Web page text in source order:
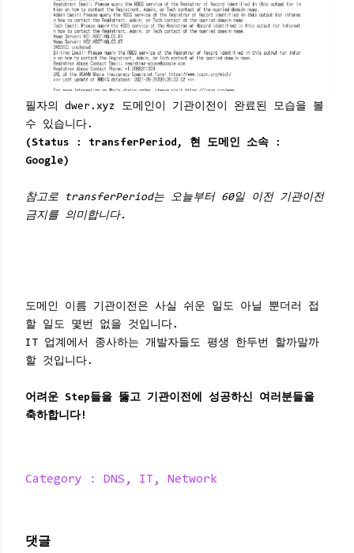
필자의 dwer.xyz 도메인이 기관이전이 완료된 모습을 볼
수 있습니다.
(Status : transferPeriod, 현 도메인 소속 :
Google)
참고로 transferPeriod는 오늘부터 60일 이전 기관이전
금지를 의미합니다.
도메인 이름 기관이전은 사실 쉬운 일도 아닐 뿐더러 접
할 일도 몇번 없을 것입니다.
IT 업계에서 종사하는 개발자들도 평생 한두번 할까말까
할 것입니다.
어려운 Step들을 뚫고 기관이전에 성공하신 여러분들을
축하합니다!
Category : DNS IT Network
댓글